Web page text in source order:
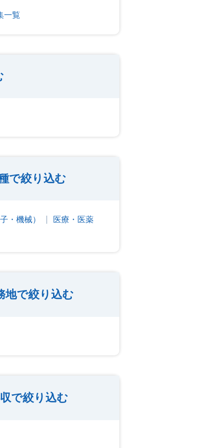
一覧
で絞り込む
・機械）
医療・医薬
地で絞り込む
で絞り込む